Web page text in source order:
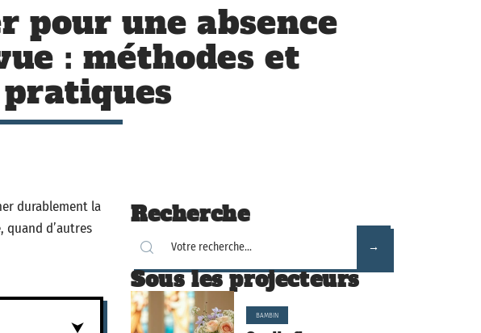
pour une absence
: méthodes et
durablement la
d’autres
Recherche
Sous les projecteurs
BAMBIN